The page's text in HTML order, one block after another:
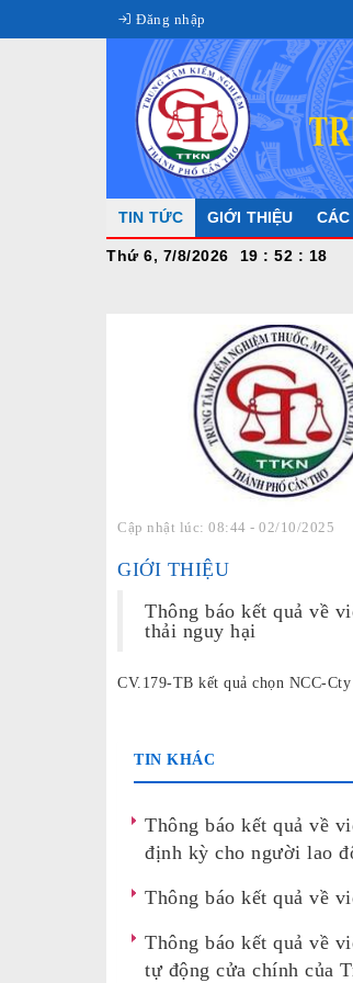
Đăng nhập
TIN TỨC GIỚI THIỆU
Thứ 6, 7/8/2026 19 : 52 : 18
Cập nhật lúc: 08:44 - 02/10/2025
GIỚI THIỆU
Thông báo kết quả về
thải nguy hại
CV.179-TB kết quả chọn NCC-
TIN KHÁC
Thông báo kết quả về
định kỳ cho người lao
Thông báo kết quả về
Thông báo kết quả về
tự động cửa chính của